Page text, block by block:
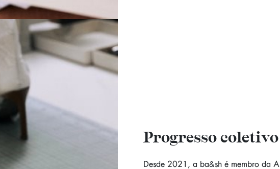
Progresso coletivo
Desde 2021, a ba&sh é membro da